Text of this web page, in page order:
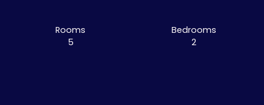
Rooms
5
Bedrooms
2